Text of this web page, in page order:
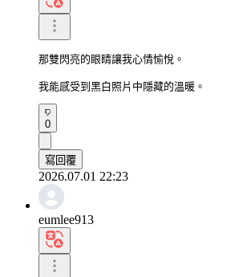
那雙閃亮的眼睛讓我心情愉悅。
我能感受到黑白照片中隱藏的溫暖。
0
寫回覆
2026.07.01 22:23
eumlee913